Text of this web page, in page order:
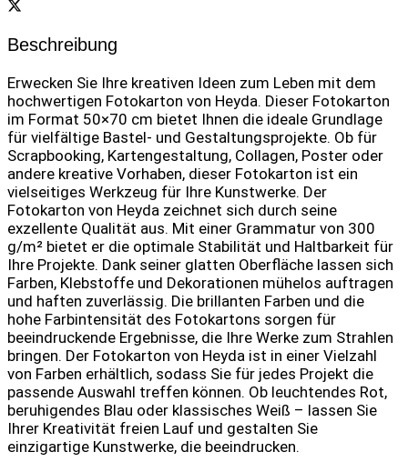
Beschreibung
Erwecken Sie Ihre kreativen Ideen zum Leben mit dem
hochwertigen Fotokarton von Heyda. Dieser Fotokarton
im Format 50×70 cm bietet Ihnen die ideale Grundlage
für vielfältige Bastel- und Gestaltungsprojekte. Ob für
Scrapbooking, Kartengestaltung, Collagen, Poster oder
andere kreative Vorhaben, dieser Fotokarton ist ein
vielseitiges Werkzeug für Ihre Kunstwerke. Der
Fotokarton von Heyda zeichnet sich durch seine
exzellente Qualität aus. Mit einer Grammatur von 300
g/m² bietet er die optimale Stabilität und Haltbarkeit für
Ihre Projekte. Dank seiner glatten Oberfläche lassen sich
Farben, Klebstoffe und Dekorationen mühelos auftragen
und haften zuverlässig. Die brillanten Farben und die
hohe Farbintensität des Fotokartons sorgen für
beeindruckende Ergebnisse, die Ihre Werke zum Strahlen
bringen. Der Fotokarton von Heyda ist in einer Vielzahl
von Farben erhältlich, sodass Sie für jedes Projekt die
passende Auswahl treffen können. Ob leuchtendes Rot,
beruhigendes Blau oder klassisches Weiß – lassen Sie
Ihrer Kreativität freien Lauf und gestalten Sie
einzigartige Kunstwerke, die beeindrucken.